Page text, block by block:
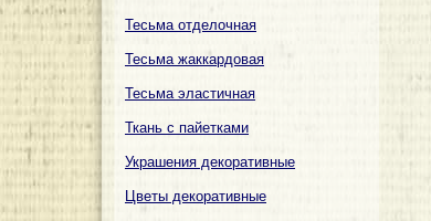
Тесьма отделочная
Тесьма жаккардовая
Тесьма эластичная
Ткань с пайетками
Украшения декоративные
Цветы декоративные